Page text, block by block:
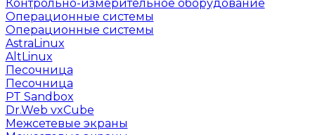
Контрольно-измерительное оборудование
Операционные системы
Операционные системы
AstraLinux
AltLinux
Песочница
Песочница
PT Sandbox
Dr.Web vxCube
Межсетевые экраны